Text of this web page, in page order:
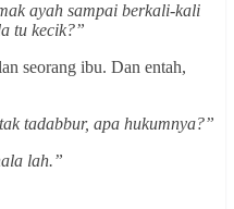
ayah sampai berkali-kali
tu kecik?”
seorang ibu. Dan entah,
tadabbur, apa hukumnya?”
lah.”